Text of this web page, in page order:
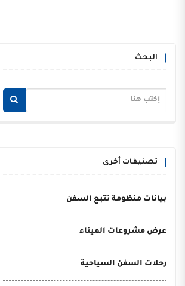
البحث
تصنيفات أخرى
بيانات منظومة تتبع السفن
عرض مشروعات الميناء
رحلات السفن السياحية